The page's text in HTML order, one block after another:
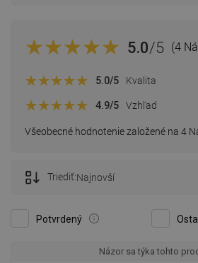
5.0/5 (4
Všeobecné hodnotenie založené na 4
5.0/5 Kvalita
4.9/5 Vzhľad
Potvrdený
Triediť:Najnovší
Názor sa týka tohto